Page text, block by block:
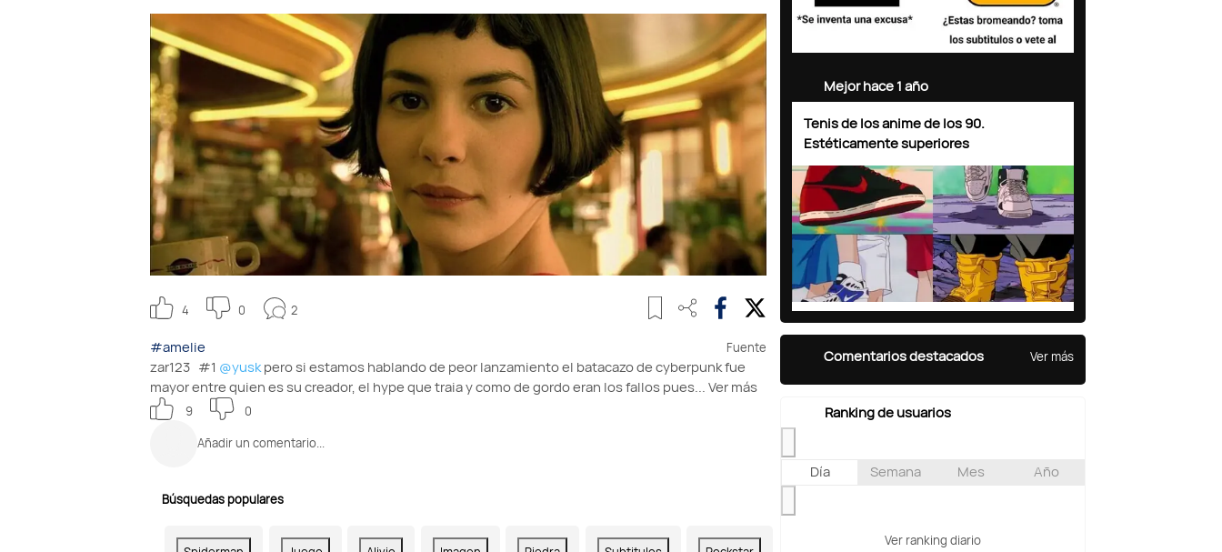
4 0 2
#amelie Fuente
zar123 #1 @yuskpero si estamos hablando de peor lanzamiento el batacazo de cyberpunk fue
mayor entre quien es su creador, el hype que traia y como de gordo eran los fallos pues...Ver más
9
0
Añadir un comentario...
Búsquedas populares
Mejor hace 1 año
Tenis de los anime de los 90.
Estéticamente superiores
Comentarios destacados Ver más
Ranking de usuarios
Día Semana Mes Año
Ver ranking diario